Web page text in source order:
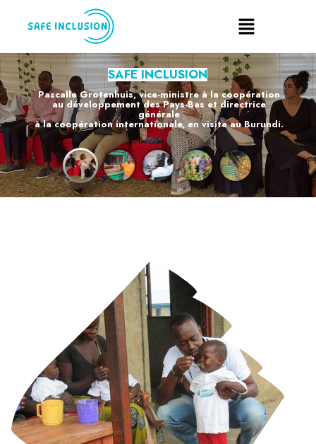
Pascalle Grotenhuis, vice-ministre à la coopération
au développement des Pays-Bas et directrice
générale
à la coopération internationale, en visite au Burundi.
SAFE INCLUSION